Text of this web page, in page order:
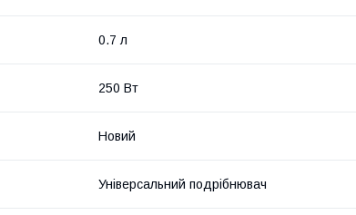
0.7 л
250 Вт
Новий
Універсальний подрібнювач